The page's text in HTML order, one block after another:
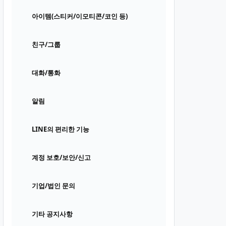
아이템(스티커/이모티콘/코인 등)
친구/그룹
대화/통화
알림
LINE의 편리한 기능
계정 보호/보안/신고
기업/법인 문의
기타 공지사항